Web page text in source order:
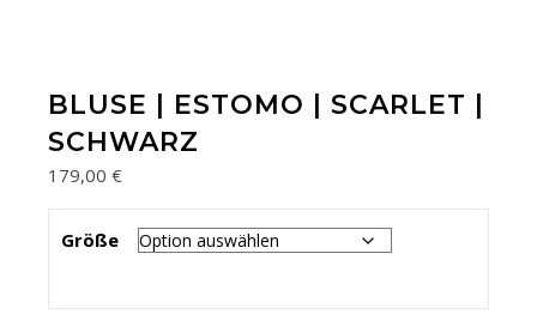
BLUSE | ESTOMO | SCARLET |
SCHWARZ
179,00 €
Größe